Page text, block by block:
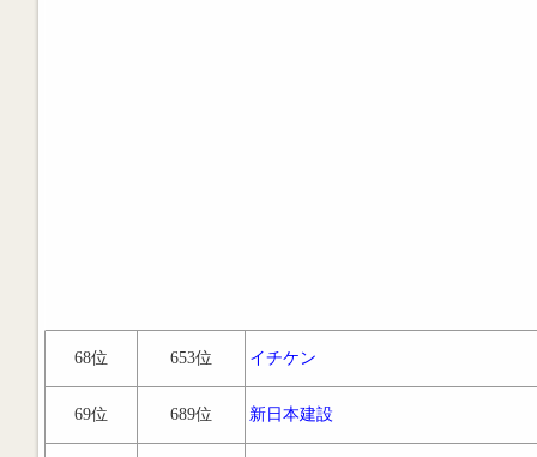
68位 653位 イチケン
69位 689位 新日本建設